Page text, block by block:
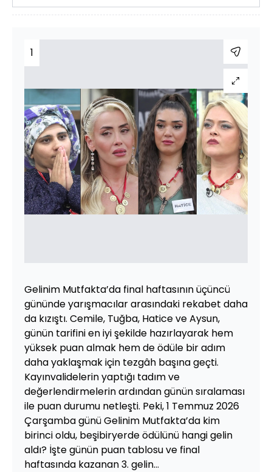
1
Gelinim Mutfakta’da final haftasının üçüncü
gününde yarışmacılar arasındaki rekabet daha
da kızıştı. Cemile, Tuğba, Hatice ve Aysun,
günün tarifini en iyi şekilde hazırlayarak hem
yüksek puan almak hem de ödüle bir adım
daha yaklaşmak için tezgâh başına geçti.
Kayınvalidelerin yaptığı tadım ve
değerlendirmelerin ardından günün sıralaması
ile puan durumu netleşti. Peki, 1 Temmuz 2026
Çarşamba günü Gelinim Mutfakta’da kim
birinci oldu, beşibiryerde ödülünü hangi gelin
aldı? İşte günün puan tablosu ve final
haftasında kazanan 3. gelin…